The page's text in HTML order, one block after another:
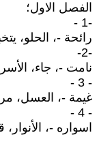
الفصل الاول؛
-1 -
رائحة -، الحلو،
-2-
نامت -، جاء،
- 3 -
غيمة -، العسل،
- 4 -
اسواره -،